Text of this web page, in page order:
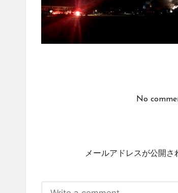
No
メールアドレスが公開さ